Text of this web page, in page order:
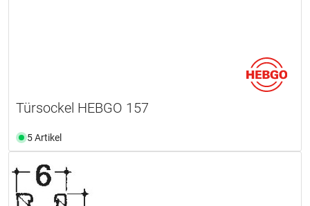
Türsockel HEBGO 157
5 Artikel